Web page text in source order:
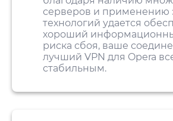
серверов и применению
технологий удается
хороший
риска сбоя, ваше
лучший VPN для Opera
стабильным.